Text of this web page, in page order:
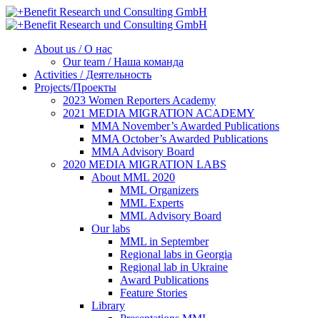
About us / О нас
Our team / Наша команда
Activities / Деятельность
Projects/Проекты
2023 Women Reporters Academy
2021 MEDIA MIGRATION ACADEMY
MMA November’s Awarded Publications
MMA October’s Awarded Publications
MMA Advisory Board
2020 MEDIA MIGRATION LABS
About MML 2020
MML Organizers
MML Experts
MML Advisory Board
Our labs
ММL in September
Regional labs in Georgia
Regional lab in Ukraine
Award Publications
Feature Stories
Library